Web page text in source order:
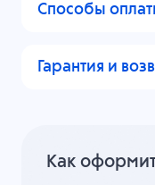
Способы
Гарантия и
Как